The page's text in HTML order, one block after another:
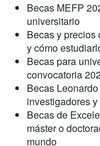
Becas MEFP
universitario
Becas y precios
y cómo
Becas para
convocatoria
Becas
investigadores
Becas de
máster o
mundo